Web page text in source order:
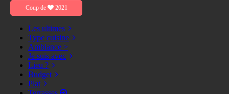
Coup de 2021
Les ultimes
Type cuisine
Ambiance >
Je suis avec
Lieu ?
Budget
Plat